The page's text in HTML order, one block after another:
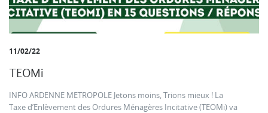
11/02/22
TEOMi
INFO ARDENNE METROPOLE Jetons moins, Trions mieux ! La
Taxe d’Enlèvement des Ordures Ménagères Incitative (TEOMi) va